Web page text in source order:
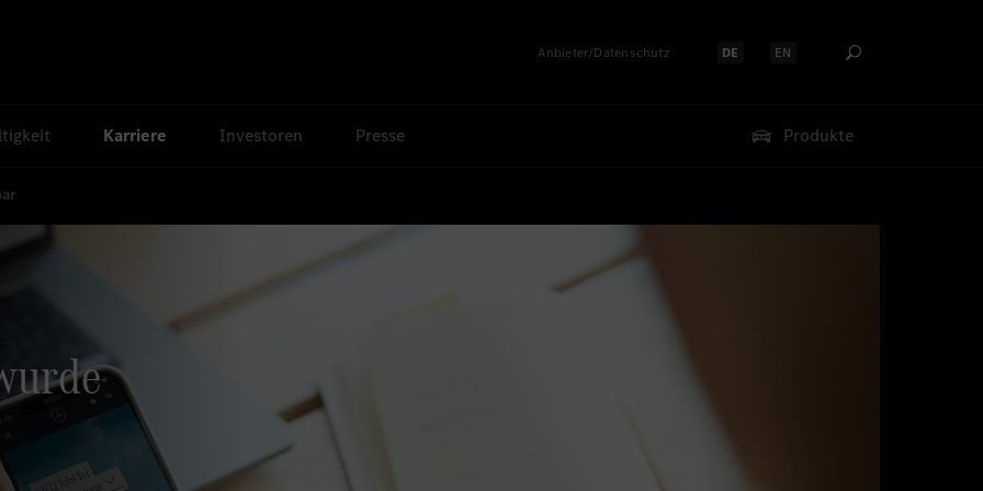
Anbieter/Datenschutz Sprache auswählen:
DE Sprache auswählen:
EN
Karriere Investoren Presse Produkte